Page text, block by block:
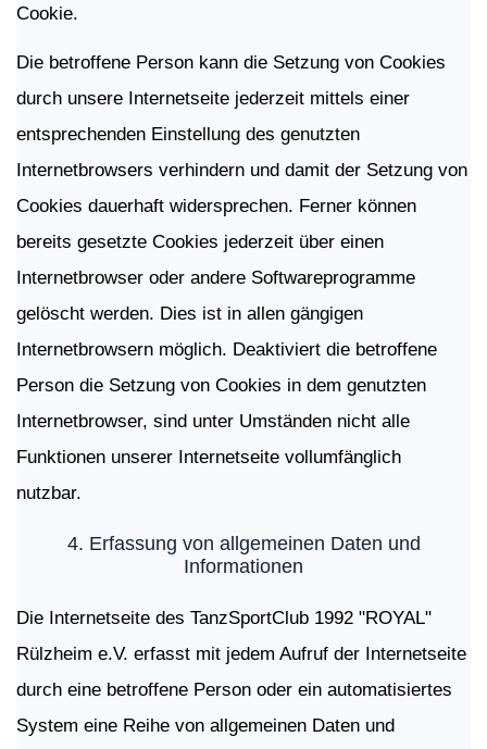
Cookie.
Die betroffene Person kann die Setzung von Cookies
durch unsere Internetseite jederzeit mittels einer
entsprechenden Einstellung des genutzten
Internetbrowsers verhindern und damit der Setzung von
Cookies dauerhaft widersprechen. Ferner können
bereits gesetzte Cookies jederzeit über einen
Internetbrowser oder andere Softwareprogramme
gelöscht werden. Dies ist in allen gängigen
Internetbrowsern möglich. Deaktiviert die betroffene
Person die Setzung von Cookies in dem genutzten
Internetbrowser, sind unter Umständen nicht alle
Funktionen unserer Internetseite vollumfänglich
nutzbar.
4. Erfassung von allgemeinen Daten und
Informationen
Die Internetseite des TanzSportClub 1992 "ROYAL"
Rülzheim e.V. erfasst mit jedem Aufruf der Internetseite
durch eine betroffene Person oder ein automatisiertes
System eine Reihe von allgemeinen Daten und